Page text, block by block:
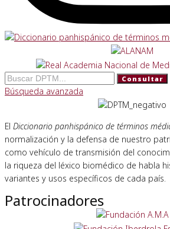
Consultar
Búsqueda avanzada
El Diccionario panhispánico de términos
normalización y la defensa de nuestro
como vehículo de transmisión del
la riqueza del léxico biomédico de habla
variantes y usos específicos de cada país.
Patrocinadores